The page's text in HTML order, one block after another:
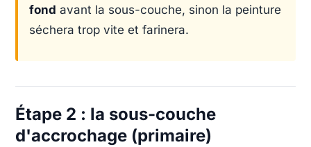
fond avant la sous-couche, sinon la peinture
séchera trop vite et farinera.
Étape 2 : la sous-couche
d'accrochage (primaire)